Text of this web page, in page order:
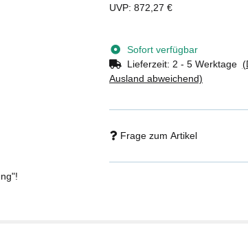
UVP: 872,27 €
Sofort verfügbar
Lieferzeit: 2 - 5 Werktage
Ausland abweichend)
Frage zum Artikel